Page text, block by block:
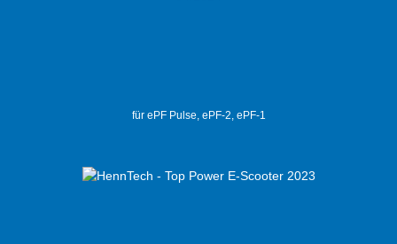
für ePF Pulse, ePF-2, ePF-1